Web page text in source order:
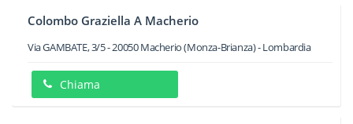
Colombo Graziella A Macherio
Via GAMBATE, 3/5-20050Macherio(Monza-Brianza) -Lombardia
Chiama